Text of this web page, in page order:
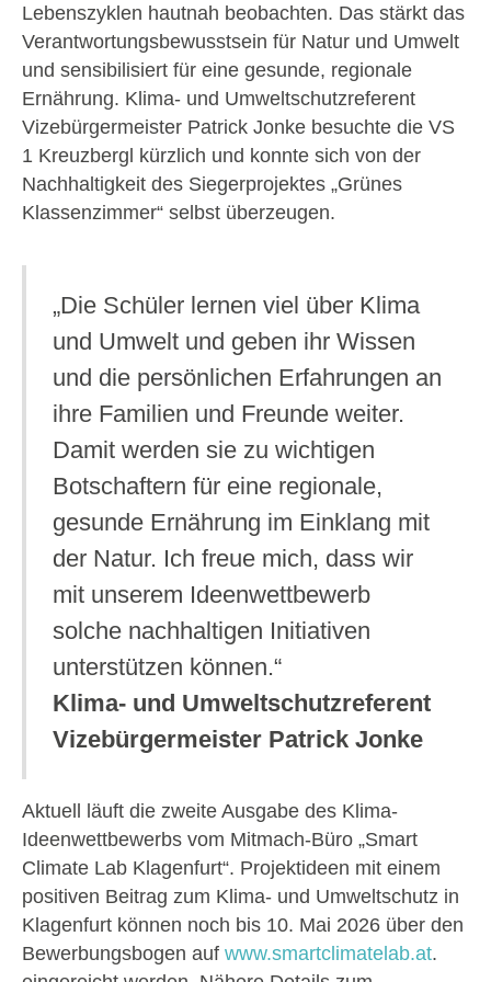
Lebenszyklen hautnah beobachten. Das stärkt das
Verantwortungsbewusstsein für Natur und Umwelt
und sensibilisiert für eine gesunde, regionale
Ernährung. Klima- und Umweltschutzreferent
Vizebürgermeister Patrick Jonke besuchte die VS
1 Kreuzbergl kürzlich und konnte sich von der
Nachhaltigkeit des Siegerprojektes „Grünes
Klassenzimmer“ selbst überzeugen.
„Die Schüler lernen viel über Klima
und Umwelt und geben ihr Wissen
und die persönlichen Erfahrungen an
ihre Familien und Freunde weiter.
Damit werden sie zu wichtigen
Botschaftern für eine regionale,
gesunde Ernährung im Einklang mit
der Natur. Ich freue mich, dass wir
mit unserem Ideenwettbewerb
solche nachhaltigen Initiativen
unterstützen können.“
Klima- und Umweltschutzreferent
Vizebürgermeister Patrick Jonke
Aktuell läuft die zweite Ausgabe des Klima-
Ideenwettbewerbs vom Mitmach-Büro „Smart
Climate Lab Klagenfurt“. Projektideen mit einem
positiven Beitrag zum Klima- und Umweltschutz in
Klagenfurt können noch bis 10. Mai 2026 über den
Bewerbungsbogen auf www.smartclimatelab.at.